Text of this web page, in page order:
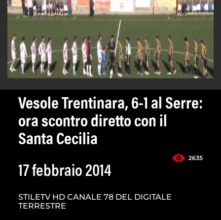
Vesole Trentinara, 6-1 al Serre:
ora scontro diretto con il
Santa Cecilia
2635
17 febbraio 2014
STILETV HD CANALE 78 DEL DIGITALE
TERRESTRE